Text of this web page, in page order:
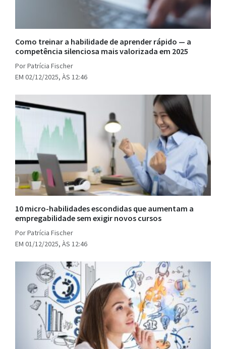
Como treinar a habilidade de aprender rápido — a
competência silenciosa mais valorizada em 2025
Por Patrícia Fischer
EM 02/12/2025, ÀS 12:46
10 micro-habilidades escondidas que aumentam a
empregabilidade sem exigir novos cursos
Por Patrícia Fischer
EM 01/12/2025, ÀS 12:46